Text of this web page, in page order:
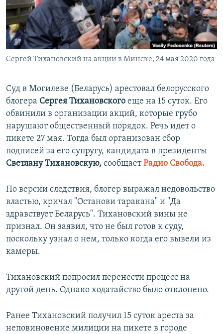
ПОБЕДИТЕЛЕЙ НЕ СУДЯТ?
КРЫМ.НЕПОКОРЕННЫЙ
ELIFBE
УКРАИНСКАЯ ПРОБЛЕМА КРЫМА
ПРИСОЕДИНЯЙТЕСЬ!
Сергей Тихановский на акции в Минске, 24 мая 2020 года
Суд в Могилеве (Беларусь) арестовал белорусского
блогера Сергея Тихановского еще на 15 суток. Его
обвинили в организации акций, которые грубо
нарушают общественный порядок. Речь идет о
пикете 27 мая. Тогда был организован сбор
подписей за его супругу, кандидата в президенты
Светлану Тихановскую, сообщаетРадио Свобода.
По версии следствия, блогер выражал недовольство
властью, кричал "Останови таракана" и "Да
здравствует Беларусь". Тихановский вины не
признал. Он заявил, что не был готов к суду,
поскольку узнал о нем, только когда его вывели из
камеры.
Тихановский попросил перенести процесс на
другой день. Однако ходатайство было отклонено.
Ранее Тихановский получил 15 суток ареста за
неповиновение милиции на пикете в городе